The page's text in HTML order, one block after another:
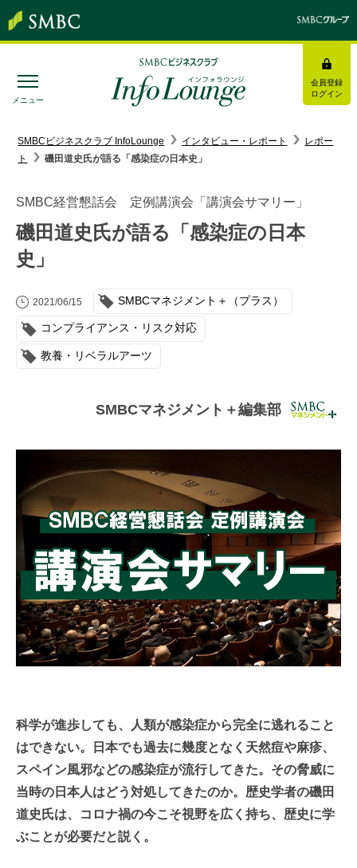
メニュー
会員登録
ログイン
みんなの研修
トピックス＆インフォメーション
お役立ち情報
インタビュー・レポート
イベント・セミナー
資料ダウンロード
InfoLoungeとは
利用規約
プライバシーポリシー
本サイトのご利用にあたって
お問い合わせ
運営会社
SMBCビジネスクラブ InfoLounge インタビュー・レポート
レポー
ト
磯田道史氏が語る「感染症の日本史」
SMBC経営懇話会 定例講演会「講演会サマリー」
磯田道史氏が語る「感染症の日本
史」
2021/06/15 SMBCマネジメント＋（プラス）
コンプライアンス・リスク対応
教養・リベラルアーツ
SMBCマネジメント＋編集部
科学が進歩しても、人類が感染症から完全に逃れること
はできない。日本でも過去に幾度となく天然痘や麻疹、
スペイン風邪などの感染症が流行してきた。その脅威に
当時の日本人はどう対処してきたのか。歴史学者の磯田
道史氏は、コロナ禍の今こそ視野を広く持ち、歴史に学
ぶことが必要だと説く。